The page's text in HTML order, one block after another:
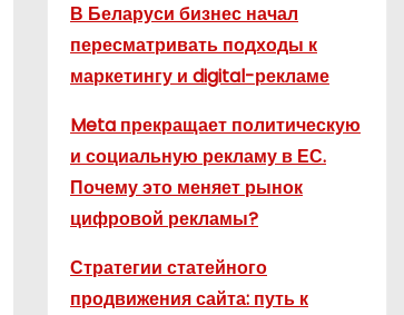
В Беларуси бизнес начал
пересматривать подходы к
маркетингу и digital-рекламе
Meta прекращает политическую
и социальную рекламу в ЕС.
Почему это меняет рынок
цифровой рекламы?
Стратегии статейного
продвижения сайта: путь к